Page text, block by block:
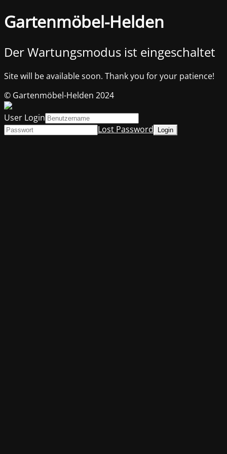
Gartenmöbel-Helden
Der Wartungsmodus ist eingeschaltet
Site will be available soon. Thank you for your patience!
© Gartenmöbel-Helden 2024
User Login
Lost Password